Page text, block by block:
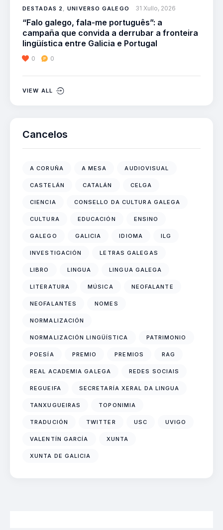
DESTADAS 2,UNIVERSO GALEGO 31 Xullo, 2026
“Falo galego, fala-me português”: a
campaña que convida a derrubar a fronteira
lingüística entre Galicia e Portugal
0 0
VIEW ALL
Cancelos
A CORUÑA A MESA AUDIOVISUAL
CASTELÁN CATALÁN CELGA
CIENCIA CONSELLO DA CULTURA GALEGA
CULTURA EDUCACIÓN ENSINO
GALEGO GALICIA IDIOMA ILG
INVESTIGACIÓN LETRAS GALEGAS
LIBRO LINGUA LINGUA GALEGA
LITERATURA MÚSICA NEOFALANTE
NEOFALANTES NOMES
NORMALIZACIÓN
NORMALIZACIÓN LINGÜÍSTICA PATRIMONIO
POESÍA PREMIO PREMIOS RAG
REAL ACADEMIA GALEGA REDES SOCIAIS
REGUEIFA SECRETARÍA XERAL DA LINGUA
TANXUGUEIRAS TOPONIMIA
TRADUCIÓN TWITTER USC UVIGO
VALENTÍN GARCÍA XUNTA
XUNTA DE GALICIA